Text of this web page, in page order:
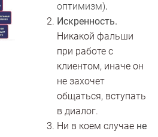
оптимизм).
Искренность.
Никакой фальши
при работе с
клиентом, иначе он
не захочет
общаться, вступать
в диалог.
Ни в коем случае не